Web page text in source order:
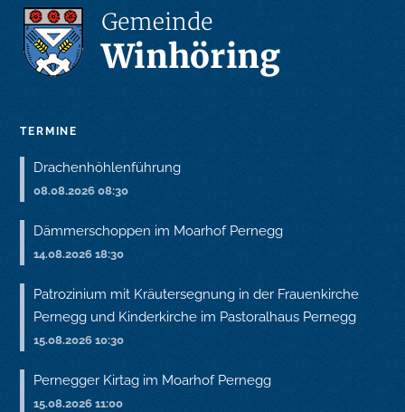
TERMINE
Drachenhöhlenführung
08.08.2026 08:30
Dämmerschoppen im Moarhof Pernegg
14.08.2026 18:30
Patrozinium mit Kräutersegnung in der Frauenkirche
Pernegg und Kinderkirche im Pastoralhaus Pernegg
15.08.2026 10:30
Pernegger Kirtag im Moarhof Pernegg
15.08.2026 11:00